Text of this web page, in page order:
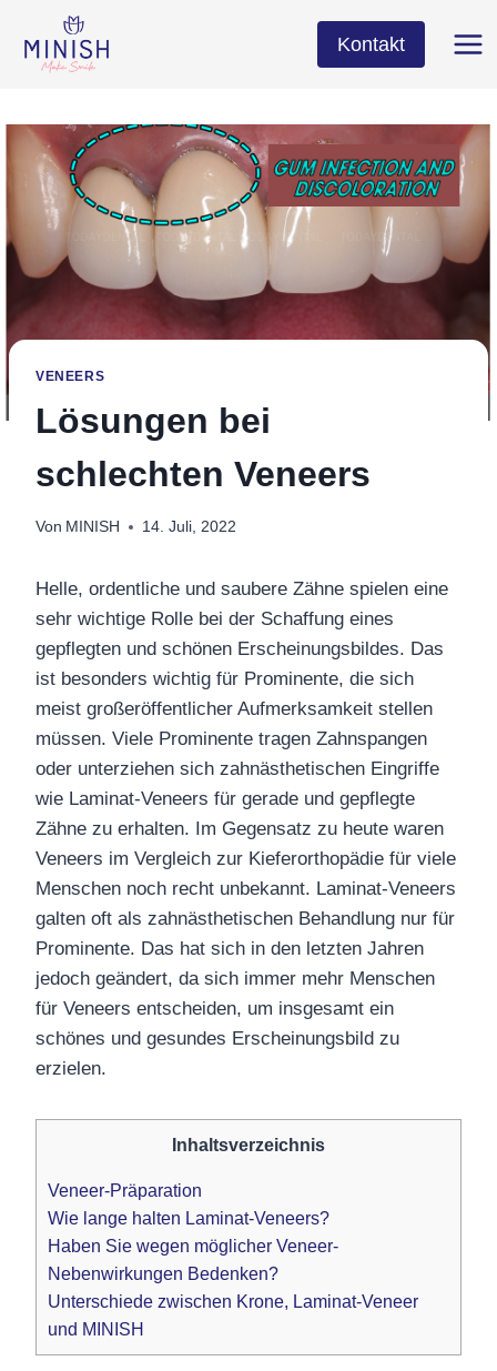
Inhalt
springen
Kontakt
VENEERS
Lösungen bei
schlechten Veneers
Von MINISH 14. Juli, 2022
Helle, ordentliche und saubere Zähne spielen eine
sehr wichtige Rolle bei der Schaffung eines
gepflegten und schönen Erscheinungsbildes. Das
ist besonders wichtig für Prominente, die sich
meist großeröffentlicher Aufmerksamkeit stellen
müssen. Viele Prominente tragen Zahnspangen
oder unterziehen sich zahnästhetischen Eingriffe
wie Laminat-Veneers für gerade und gepflegte
Zähne zu erhalten. Im Gegensatz zu heute waren
Veneers im Vergleich zur Kieferorthopädie für viele
Menschen noch recht unbekannt. Laminat-Veneers
galten oft als zahnästhetischen Behandlung nur für
Prominente. Das hat sich in den letzten Jahren
jedoch geändert, da sich immer mehr Menschen
für Veneers entscheiden, um insgesamt ein
schönes und gesundes Erscheinungsbild zu
erzielen.
Inhaltsverzeichnis
Veneer-Präparation
Wie lange halten Laminat-Veneers?
Haben Sie wegen möglicher Veneer-
Nebenwirkungen Bedenken?
Unterschiede zwischen Krone, Laminat-Veneer
und MINISH